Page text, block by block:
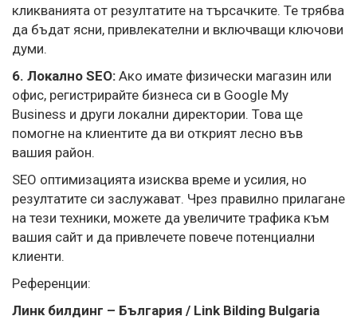
кликванията от резултатите на търсачките. Те трябва
да бъдат ясни, привлекателни и включващи ключови
думи.
6. Локално SEO: Ако имате физически магазин или
офис, регистрирайте бизнеса си в Google My
Business и други локални директории. Това ще
помогне на клиентите да ви открият лесно във
вашия район.
SEO оптимизацията изисква време и усилия, но
резултатите си заслужават. Чрез правилно прилагане
на тези техники, можете да увеличите трафика към
вашия сайт и да привлечете повече потенциални
клиенти.
Референции:
Линк билдинг – България / Link Bilding Bulgaria